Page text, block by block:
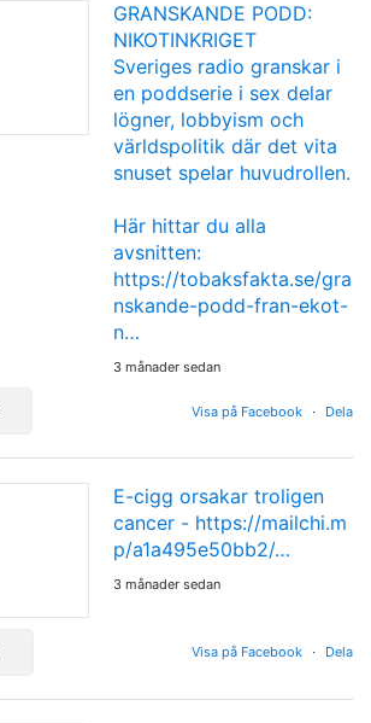
GRANSKANDE PODD:
NIKOTINKRIGET
Sveriges radio granskar i
en poddserie i sex delar
lögner, lobbyism och
världspolitik där det vita
snuset spelar huvudrollen.
Här hittar du alla
avsnitten:
https://tobaksfakta.se/gra
nskande-podd-fran-ekot-
n…
3 månader sedan
Visa på Facebook · Dela
E-cigg orsakar troligen
cancer - https://mailchi.m
p/a1a495e50bb2/…
3 månader sedan
Visa på Facebook · Dela